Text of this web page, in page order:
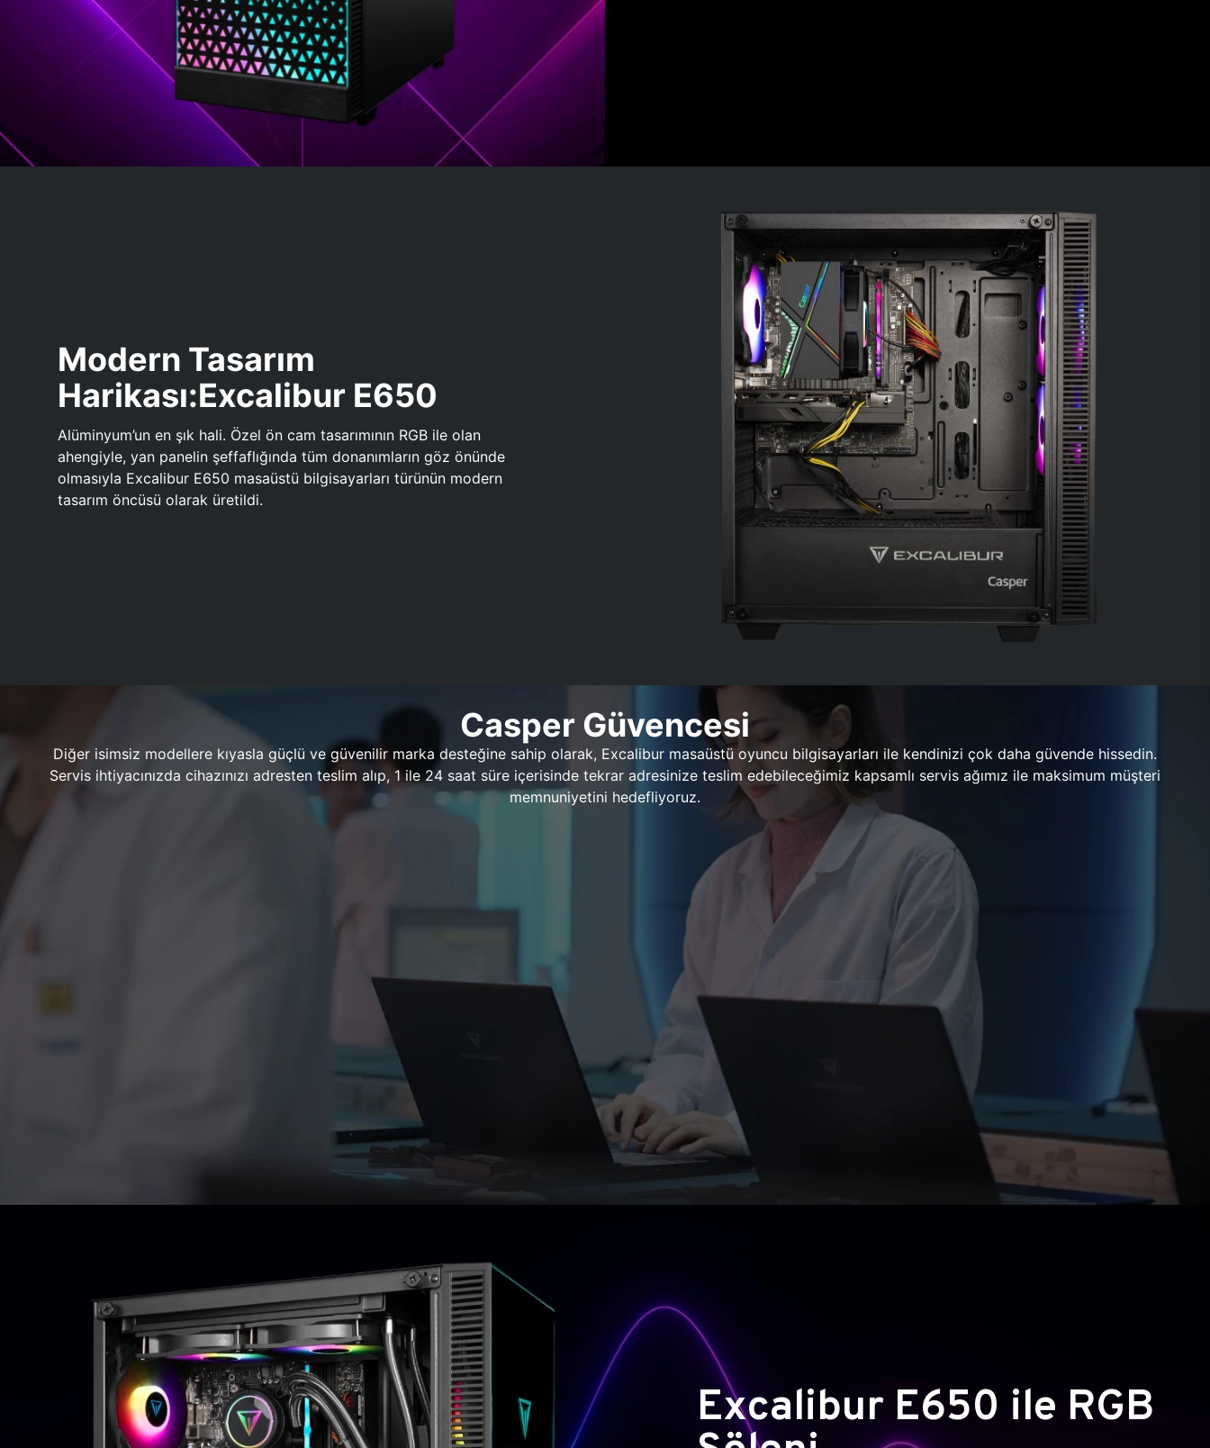
Modern Tasarım
Harikası:Excalibur E650
Alüminyum’un en şık hali. Özel ön cam tasarımının RGB ile olan
ahengiyle, yan panelin şeffaflığında tüm donanımların göz önünde
olmasıyla Excalibur E650 masaüstü bilgisayarları türünün modern
tasarım öncüsü olarak üretildi.
Casper Güvencesi
Diğer isimsiz modellere kıyasla güçlü ve güvenilir marka desteğine sahip olarak, Excalibur masaüstü oyuncu bilgisayarları ile kendinizi çok daha güvende hissedin.
Servis ihtiyacınızda cihazınızı adresten teslim alıp, 1 ile 24 saat süre içerisinde tekrar adresinize teslim edebileceğimiz kapsamlı servis ağımız ile maksimum müşteri
memnuniyetini hedefliyoruz.
Excalibur E650 ile RGB